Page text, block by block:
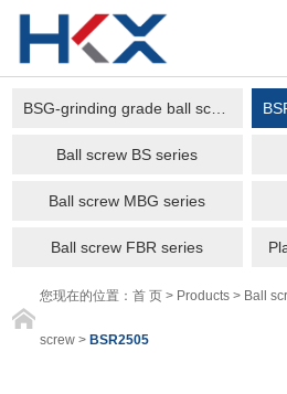
Ball screw BS series
Ball screw MBG series
Ball screw FBR series
您现在的位置：首 页 > Products > Ball
screw > BSR2505